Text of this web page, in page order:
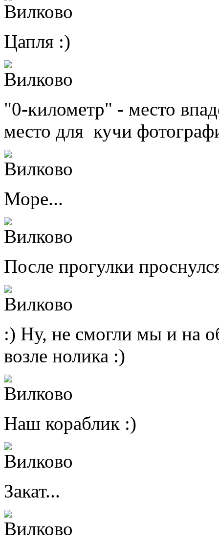
Цапля :)
"0-километр" - место
место для кучи
Море...
После прогулки
:) Ну, не смогли мы и на
возле нолика :)
Наш кораблик :)
Закат...